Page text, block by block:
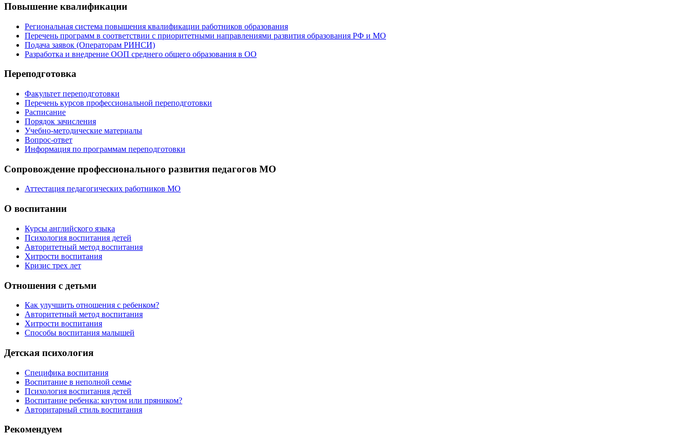
Повышение квалификации
Региональная система повышения квалификации работников образования
Перечень программ в соответствии с приоритетными направлениями развития образования РФ и МО
Подача заявок (Операторам РИНСИ)
Разработка и внедрение ООП среднего общего образования в ОО
Переподготовка
Факультет переподготовки
Перечень курсов профессиональной переподготовки
Расписание
Порядок зачисления
Учебно-методические материалы
Вопрос-ответ
Информация по программам переподготовки
Сопровождение профессионального развития педагогов МО
Аттестация педагогических работников МО
О воспитании
Курсы английского языка
Психология воспитания детей
Авторитетный метод воспитания
Хитрости воспитания
Кризис трех лет
Отношения с детьми
Как улучшить отношения с ребенком?
Авторитетный метод воспитания
Хитрости воспитания
Способы воспитания малышей
Детская психология
Специфика воспитания
Воспитание в неполной семье
Психология воспитания детей
Воспитание ребенка: кнутом или пряником?
Авторитарный стиль воспитания
Рекомендуем